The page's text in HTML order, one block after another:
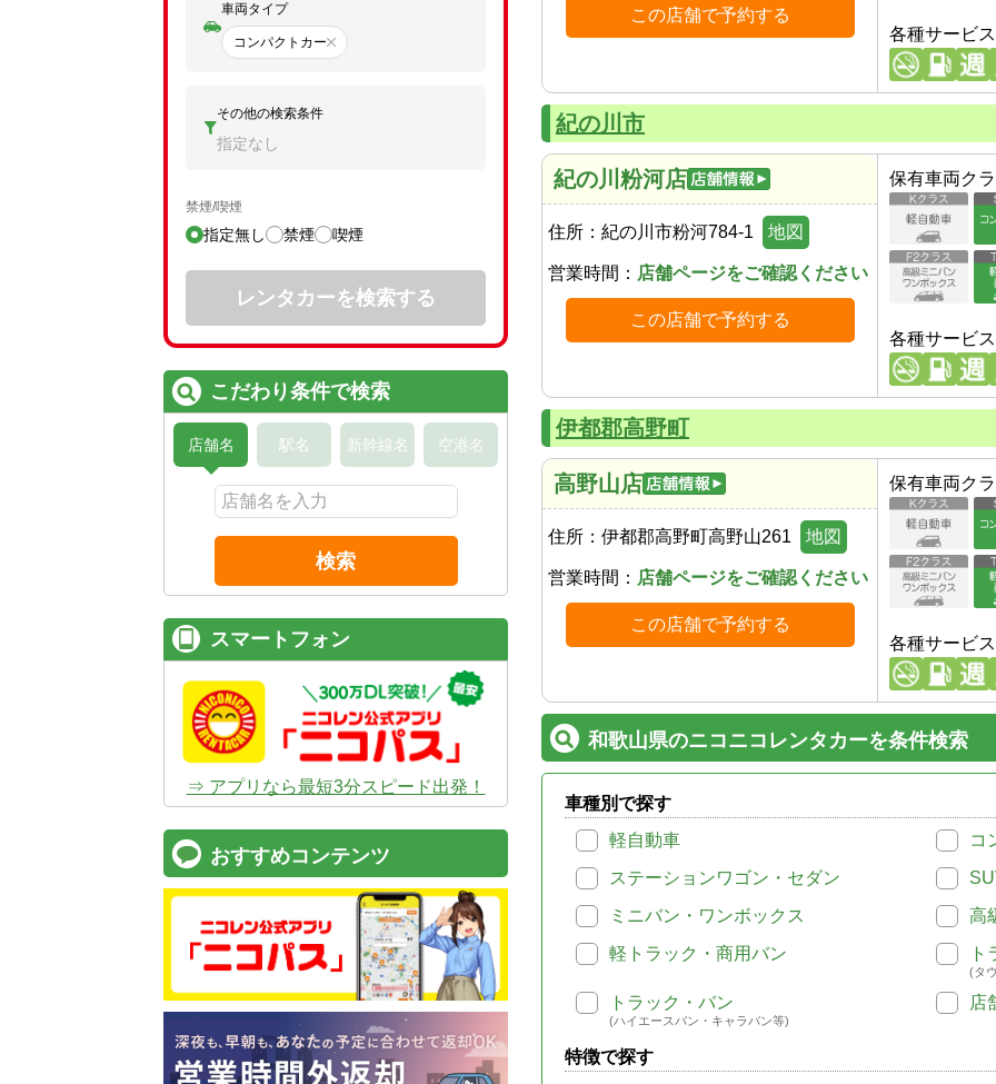
この店舗で予約する
各種サービス
紀の川市
紀の川粉河店
住所： 紀の川市粉河784-1 地図
営業時間： 店舗ページをご確認ください
この店舗で予約する
保有車両ク
各種サービス
伊都郡高野町
高野山店
住所： 伊都郡高野町高野山261 地図
営業時間： 店舗ページをご確認ください
この店舗で予約する
保有車両ク
各種サービス
和歌山県のニコニコレンタカーを条件検索
車種別で探す
軽自動車
コ
ステーションワゴン・セダン
ミニバン・ワンボックス
高
軽トラック・商用バン
ト
(タ
トラック・バン
(ハイエースバン・キャラバン等)
店
特徴で探す
車両タイプ
コンパクトカー
その他の検索条件
指定なし
禁煙/喫煙
指定無し 禁煙 喫煙
レンタカーを検索する
こだわり条件で検索
店舗名 駅名 新幹線名 空港名
検索
スマートフォン
⇒ アプリなら最短3分スピード出発！
おすすめコンテンツ